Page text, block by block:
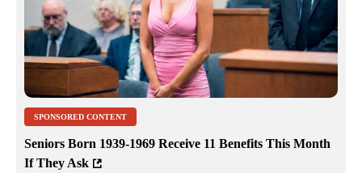
SPONSORED CONTENT
Seniors Born 1939-1969 Receive 11 Benefits This Month
If They Ask